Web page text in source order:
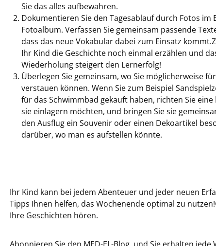
Sie das alles aufbewahren.
Dokumentieren Sie den Tagesablauf durch Fotos
Fotoalbum. Verfassen Sie gemeinsam passende
dass das neue Vokabular dabei zum Einsatz
Ihr Kind die Geschichte noch einmal erzählen und
Wiederholung steigert den Lernerfolg!
Überlegen Sie gemeinsam, wo Sie möglicherweise
verstauen können. Wenn Sie zum Beispiel
für das Schwimmbad gekauft haben, richten Sie
sie einlagern möchten, und bringen Sie sie
den Ausflug ein Souvenir oder einen Dekoartikel
darüber, wo man es aufstellen könnte.
Ihr Kind kann bei jedem Abenteuer und jeder neuen
Tipps Ihnen helfen, das Wochenende optimal zu
Ihre Geschichten hören.
Abonnieren Sie den MED-EL-Blog , und Sie erhalten